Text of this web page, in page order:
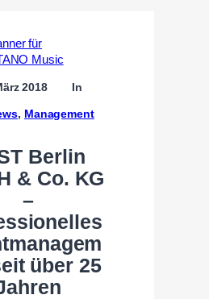
2018 In
, Management
Berlin
& Co. KG
–
über 25